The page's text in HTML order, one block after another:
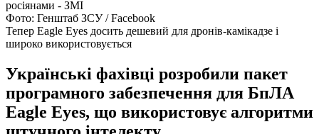
Фото: Генштаб ЗСУ / Facebook
Тепер Eagle Eyes досить дешевий для дронів-камікадзе і
широко використовується
Українські фахівці розробили пакет
програмного забезпечення для БпЛА
Eagle Eyes, що використовує алгоритми